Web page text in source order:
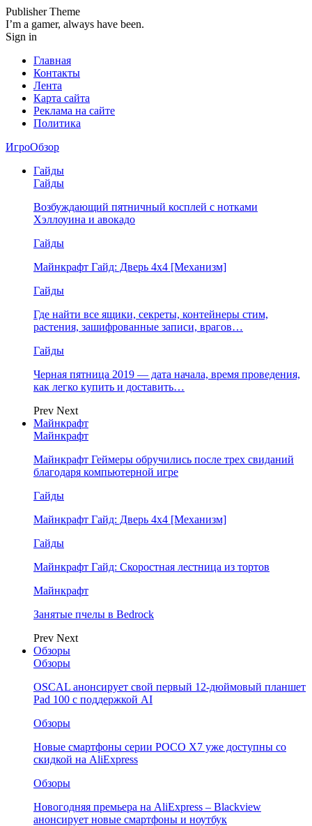
Publisher Theme
I’m a gamer, always have been.
Sign in
Главная
Контакты
Лента
Карта сайта
Реклама на сайте
Политика
ИгроОбзор
Гайды
Гайды
Возбуждающий пятничный косплей с нотками
Хэллоуина и авокадо
Гайды
Майнкрафт Гайд: Дверь 4х4 [Механизм]
Гайды
Где найти все ящики, секреты, контейнеры стим,
растения, зашифрованные записи, врагов…
Гайды
Черная пятница 2019 — дата начала, время проведения,
как легко купить и доставить…
Prev Next
Майнкрафт
Майнкрафт
Майнкрафт Геймеры обручились после трех свиданий
благодаря компьютерной игре
Гайды
Майнкрафт Гайд: Дверь 4х4 [Механизм]
Гайды
Майнкрафт Гайд: Скоростная лестница из тортов
Майнкрафт
Занятые пчелы в Bedrock
Prev Next
Обзоры
Обзоры
OSCAL анонсирует свой первый 12-дюймовый планшет
Pad 100 с поддержкой AI
Обзоры
Новые смартфоны серии POCO X7 уже доступны со
скидкой на AliExpress
Обзоры
Новогодняя премьера на AliExpress – Blackview
анонсирует новые смартфоны и ноутбук